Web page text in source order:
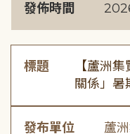
發佈時間
標題
【蘆洲
關係」暑
發布單位 蘆